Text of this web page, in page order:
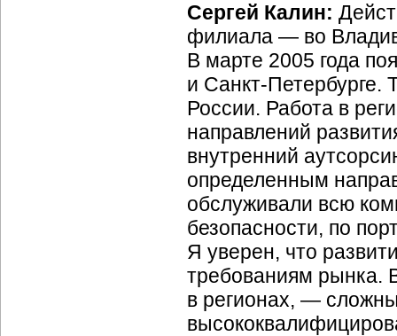
Сергей Калин:
филиала — во
В марте 2005 года
и Санкт-Петербурге.
России. Работа в
направлений
внутренний
определенным
обслуживали всю
безопасности, по
Я уверен, что
требованиям рынка.
в регионах, —